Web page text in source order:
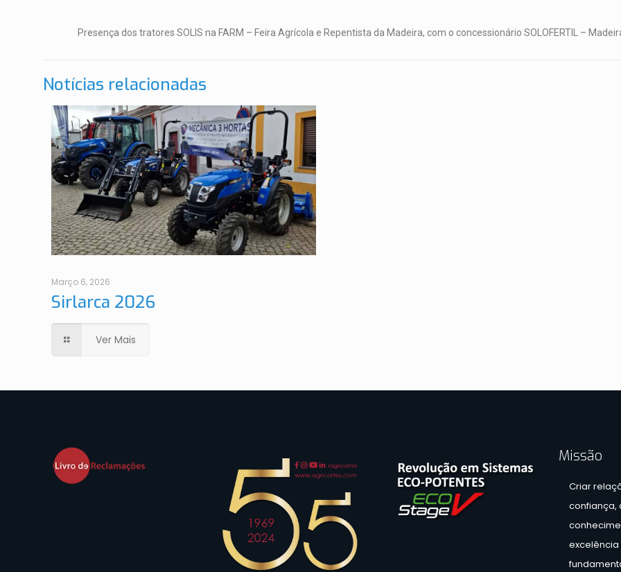
Presença dos tratores SOLIS na FARM – Feira Agrícola e Repentista da Madeira, com o concessionário SOLOFERTIL –
Notícias relacionadas
Março 6, 2026
Sirlarca 2026
Ver Mais
Missão
Criar
confiança,